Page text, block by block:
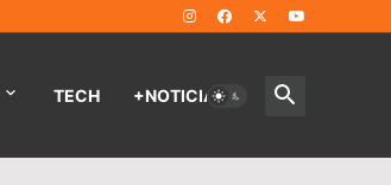
TECH +NOTICIAS